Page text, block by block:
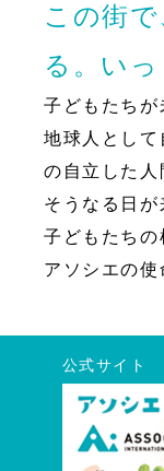
この街
る。いっ
子どもたちが
地球人として
の自立した人
そうなる日が
子どもたちの
アソシエの使
公式サイト